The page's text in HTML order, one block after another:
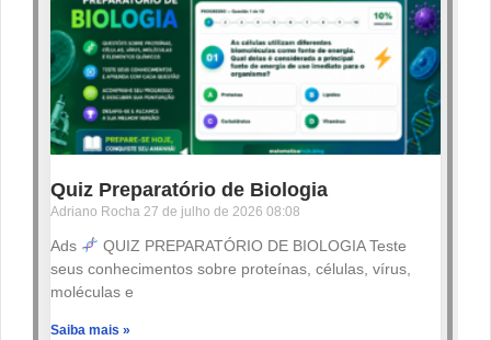
Quiz Preparatório de Biologia
Adriano Rocha 27 de julho de 2026 08:08
Ads
QUIZ PREPARATÓRIO DE BIOLOGIA Teste
seus conhecimentos sobre proteínas, células, vírus,
moléculas e
Saiba mais »